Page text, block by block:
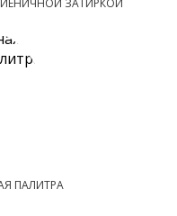
ЗАТИРКОЙ
ПАЛИТРА